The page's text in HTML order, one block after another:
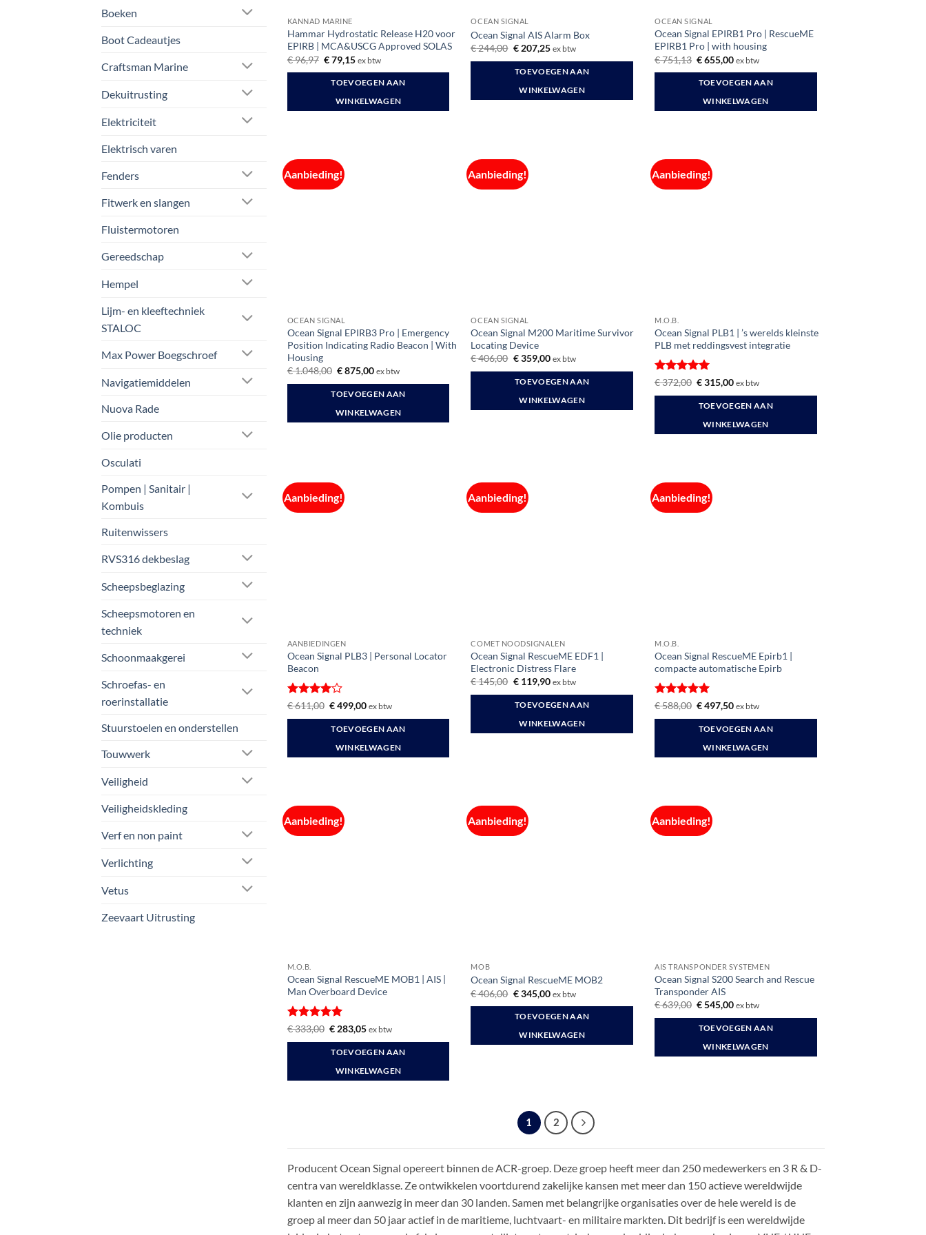
Boeken
Boot Cadeautjes
Craftsman Marine
Dekuitrusting
Elektriciteit
Elektrisch varen
Fenders
Fitwerk en slangen
Fluistermotoren
Gereedschap
Hempel
Lijm- en kleeftechniek
STALOC
Max Power Boegschroef
Navigatiemiddelen
Nuova Rade
Olie producten
Osculati
Pompen | Sanitair |
Kombuis
Ruitenwissers
RVS316 dekbeslag
Scheepsbeglazing
Scheepsmotoren en
techniek
Schoonmaakgerei
Schroefas- en
roerinstallatie
Stuurstoelen en onderstellen
Touwwerk
Veiligheid
Veiligheidskleding
Verf en non paint
Verlichting
Vetus
Zeevaart Uitrusting
KANNAD MARINE
Hammar Hydrostatic Release H20 voor
EPIRB | MCA&USCG Approved SOLAS
€96,97 Oorspronkelijke
prijs
was:
€ 96,97.
€79,15Huidige
is:
€ 79,15.
ex btw
TOEVOEGEN AAN
WINKELWAGEN
OCEAN SIGNAL
Ocean Signal AIS Alarm Box
€244,00 Oorspronkelijke
was:
€ 244,00.
€207,25Huidige
is:
€ 207,25.
ex btw
TOEVOEGEN AAN
WINKELWAGEN
OCEAN SIGNAL
Ocean Signal EPIRB1 Pro | RescueME
EPIRB1 Pro | with housing
€751,13 Oorspronkelijke
was:
€ 751,13.
€655,00Huidige
is:
€ 655,00.
ex btw
TOEVOEGEN AAN
WINKELWAGEN
Aanbieding!
OCEAN SIGNAL
Ocean Signal EPIRB3 Pro | Emergency
Position Indicating Radio Beacon | With
Housing
€1.048,00 Oorspronkelijke
was:
€ 1.048,00.
€875,00Huidige
is:
€ 875,00.
ex btw
TOEVOEGEN AAN
WINKELWAGEN
Aanbieding!
OCEAN SIGNAL
Ocean Signal M200 Maritime Survivor
Locating Device
€406,00 Oorspronkelijke
was:
€ 406,00.
€359,00Huidige
is:
€ 359,00.
ex btw
TOEVOEGEN AAN
WINKELWAGEN
Aanbieding!
M.O.B.
Ocean Signal PLB1 | ’s werelds kleinste
PLB met reddingsvest integratie
Gewaardeerd
€372,00 Oorspronkelijke
was:
€ 372,00.
€315,00Huidige
is:
€ 315,00.
ex btw
TOEVOEGEN AAN
WINKELWAGEN
Aanbieding!
AANBIEDINGEN
Ocean Signal PLB3 | Personal Locator
Beacon
Gewaardeerd
€611,00 Oorspronkelijke
was:
€ 611,00.
€499,00Huidige
is:
€ 499,00.
ex btw
TOEVOEGEN AAN
WINKELWAGEN
Aanbieding!
COMET NOODSIGNALEN
Ocean Signal RescueME EDF1 |
Electronic Distress Flare
€145,00 Oorspronkelijke
was:
€ 145,00.
€119,90Huidige
is:
€ 119,90.
ex btw
TOEVOEGEN AAN
WINKELWAGEN
Aanbieding!
M.O.B.
Ocean Signal RescueME Epirb1 |
compacte automatische Epirb
Gewaardeerd
€588,00 Oorspronkelijke
was:
€ 588,00.
€497,50Huidige
is:
€ 497,50.
ex btw
TOEVOEGEN AAN
WINKELWAGEN
Aanbieding!
M.O.B.
Ocean Signal RescueME MOB1 | AIS |
Man Overboard Device
Gewaardeerd
€333,00 Oorspronkelijke
was:
€ 333,00.
€ 283,05Huidige
is:
€ 283,05.
ex btw
TOEVOEGEN AAN
WINKELWAGEN
Aanbieding!
MOB
Ocean Signal RescueME MOB2
€406,00 Oorspronkelijke
was:
€ 406,00.
€345,00Huidige
is:
€ 345,00.
ex btw
TOEVOEGEN AAN
WINKELWAGEN
Aanbieding!
AIS TRANSPONDER SYSTEMEN
Ocean Signal S200 Search and Rescue
Transponder AIS
€639,00 Oorspronkelijke
was:
€ 639,00.
€545,00Huidige
is:
€ 545,00.
ex btw
TOEVOEGEN AAN
WINKELWAGEN
1 2
Producent Ocean Signal opereert binnen de ACR-groep. Deze groep heeft meer dan 250 medewerkers en 3 R & D-
centra van wereldklasse. Ze ontwikkelen voortdurend zakelijke kansen met meer dan 150 actieve wereldwijde
klanten en zijn aanwezig in meer dan 30 landen. Samen met belangrijke organisaties over de hele wereld is de
groep al meer dan 50 jaar actief in de maritieme, luchtvaart- en militaire markten. Dit bedrijf is een wereldwijde